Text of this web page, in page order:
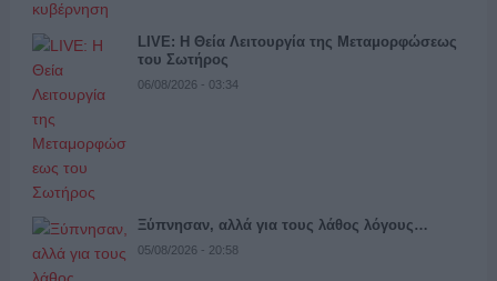
LIVE: Η Θεία Λειτουργία της Μεταμορφώσεως
του Σωτήρος
06/08/2026 - 03:34
Ξύπνησαν, αλλά για τους λάθος λόγους…
05/08/2026 - 20:58